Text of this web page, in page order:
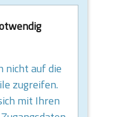
nicht auf die
zugreifen.
mit Ihren